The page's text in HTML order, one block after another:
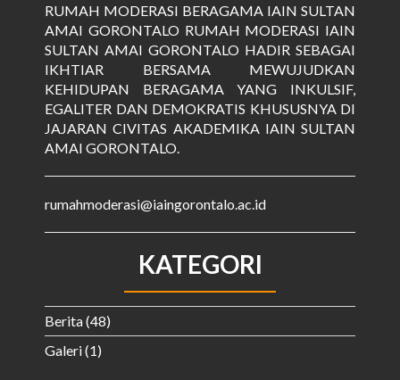
RUMAH MODERASI BERAGAMA IAIN SULTAN
AMAI GORONTALO RUMAH MODERASI IAIN
SULTAN AMAI GORONTALO HADIR SEBAGAI
IKHTIAR BERSAMA MEWUJUDKAN
KEHIDUPAN BERAGAMA YANG INKULSIF,
EGALITER DAN DEMOKRATIS KHUSUSNYA DI
JAJARAN CIVITAS AKADEMIKA IAIN SULTAN
AMAI GORONTALO.
rumahmoderasi@iaingorontalo.ac.id
KATEGORI
Berita(48)
Galeri(1)